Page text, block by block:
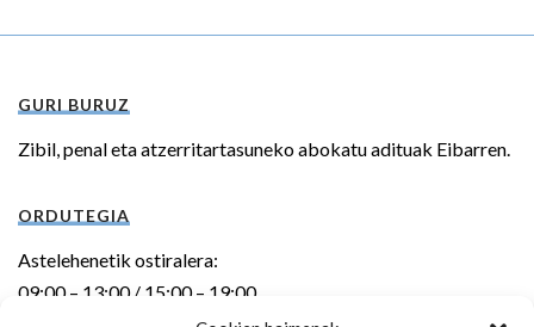
GURI BURUZ
Zibil, penal eta atzerritartasuneko abokatu adituak Eibarren.
ORDUTEGIA
Astelehenetik ostiralera:
09:00 – 13:00 / 15:00 – 19:00